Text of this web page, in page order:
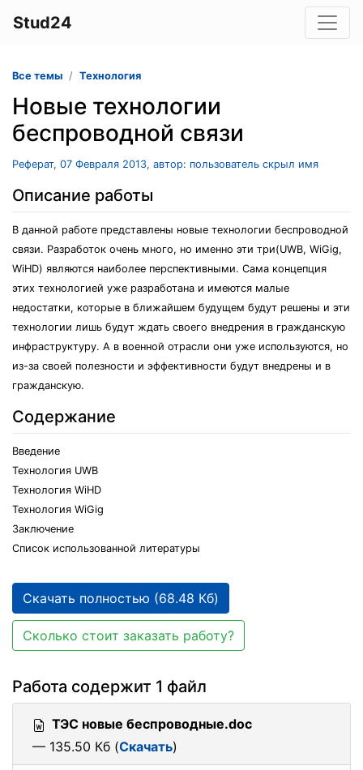
Stud24
Все темы Технология
Новые технологии
беспроводной связи
Реферат, 07 Февраля 2013, автор: пользователь скрыл имя
Описание работы
В данной работе представлены новые технологии беспроводной
связи. Разработок очень много, но именно эти три(UWB, WiGig,
WiHD) являются наиболее перспективными. Сама концепция
этих технологией уже разработана и имеются малые
недостатки, которые в ближайшем будущем будут решены и эти
технологии лишь будут ждать своего внедрения в гражданскую
инфраструктуру. А в военной отрасли они уже используются, но
из-за своей полезности и эффективности будут внедрены и в
гражданскую.
Содержание
Введение
Технология UWB
Технология WiHD
Технология WiGig
Заключение
Список использованной литературы
Скачать полностью (68.48 Кб)
Сколько стоит заказать работу?
Работа содержит 1 файл
ТЭС новые беспроводные.doc
— 135.50 Кб (Скачать)